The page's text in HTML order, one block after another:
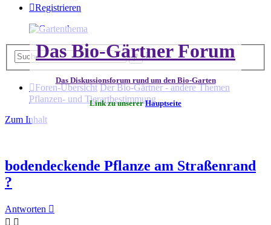
Registrieren
Das Bio-Gärtner Forum
Das Diskussionsforum rund um den Bio-Garten
Link zu unsererHauptseite
SucheErweiterte
Foren-Übersicht Der Bio-Gärtner - andere Themen
Pflanzen- und Tierartbestimmung
Zum Inhalt
bodendeckende Pflanze am Straßenrand
?
Antworten